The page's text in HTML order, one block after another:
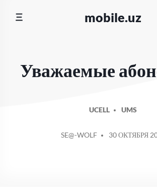
mobile.uz
Уважаемые
UCELL UMS
ОТ
SE@-WOLF 30 ОКТЯБРЯ